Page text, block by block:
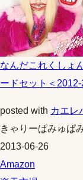
なんだこれくしょ
ードセット＜
posted with カエレ
きゃりーぱみゅぱ
2013-06-26
Amazon